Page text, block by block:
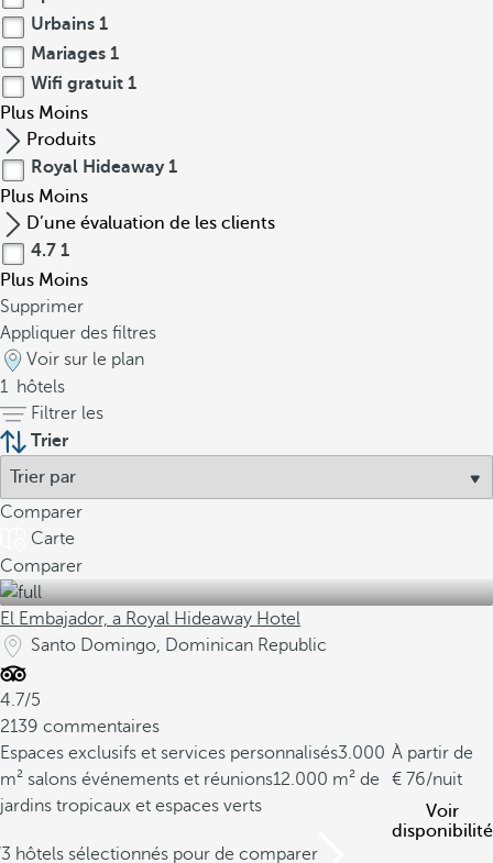
Urbains 1
Mariages 1
Wifi gratuit 1
Plus Moins
Produits
Royal Hideaway 1
Plus Moins
D’une évaluation de les clients
4.7 1
Plus Moins
Supprimer
Appliquer des filtres
Voir sur le plan
1 hôtels
Filtrer les
Trier
Comparer
Carte
Comparer
El Embajador, a Royal Hideaway Hotel
Santo Domingo, Dominican Republic
4.7/5
2139 commentaires
Espaces exclusifs et services personnalisés3.000
m² salons événements et réunions12.000 m² de
jardins tropicaux et espaces verts
À partir de
76/nuit
Voir
disponibilité
hôtels sélectionnés pour de comparer